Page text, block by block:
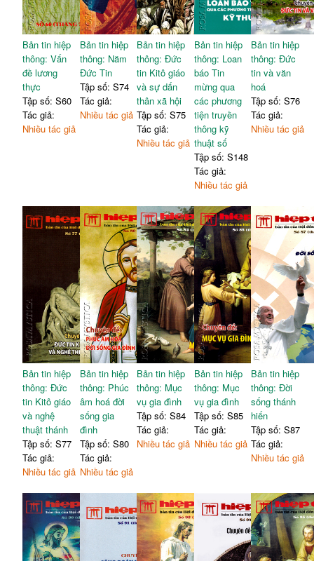
Bản tin hiệp
thông: Vấn
đề lương
thực
Tập số: S60
Tác giả:
Nhiều tác giả
Bản tin hiệp
thông: Năm
Đức Tin
Tập số: S74
Tác giả:
Nhiều tác giả
Bản tin hiệp
thông: Đức
tin Kitô giáo
và sự dấn
thân xã hội
Tập số: S75
Tác giả:
Nhiều tác giả
Bản tin hiệp
thông: Loan
báo Tin
mừng qua
các phương
tiện truyền
thông kỹ
thuật số
Tập số: S148
Tác giả:
Nhiều tác giả
Bản tin hiệp
thông: Đức
tin và văn
hoá
Tập số: S76
Tác giả:
Nhiều tác giả
Bản tin hiệp
thông: Đức
tin Kitô giáo
và nghệ
thuật thánh
Tập số: S77
Tác giả:
Nhiều tác giả
Bản tin hiệp
thông: Phúc
âm hoá đời
sống gia
đình
Tập số: S80
Tác giả:
Nhiều tác giả
Bản tin hiệp
thông: Mục
vụ gia đình
Tập số: S84
Tác giả:
Nhiều tác giả
Bản tin hiệp
thông: Mục
vụ gia đình
Tập số: S85
Tác giả:
Nhiều tác giả
Bản tin hiệp
thông: Đời
sống thánh
hiến
Tập số: S87
Tác giả:
Nhiều tác giả